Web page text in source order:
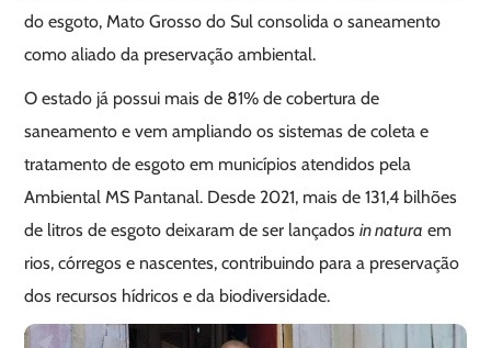
do esgoto, Mato Grosso do Sul consolida o saneamento
como aliado da preservação ambiental.
O estado já possui mais de 81% de cobertura de
saneamento e vem ampliando os sistemas de coleta e
tratamento de esgoto em municípios atendidos pela
Ambiental MS Pantanal. Desde 2021, mais de 131,4 bilhões
de litros de esgoto deixaram de ser lançadosin natura em
rios, córregos e nascentes, contribuindo para a preservação
dos recursos hídricos e da biodiversidade.